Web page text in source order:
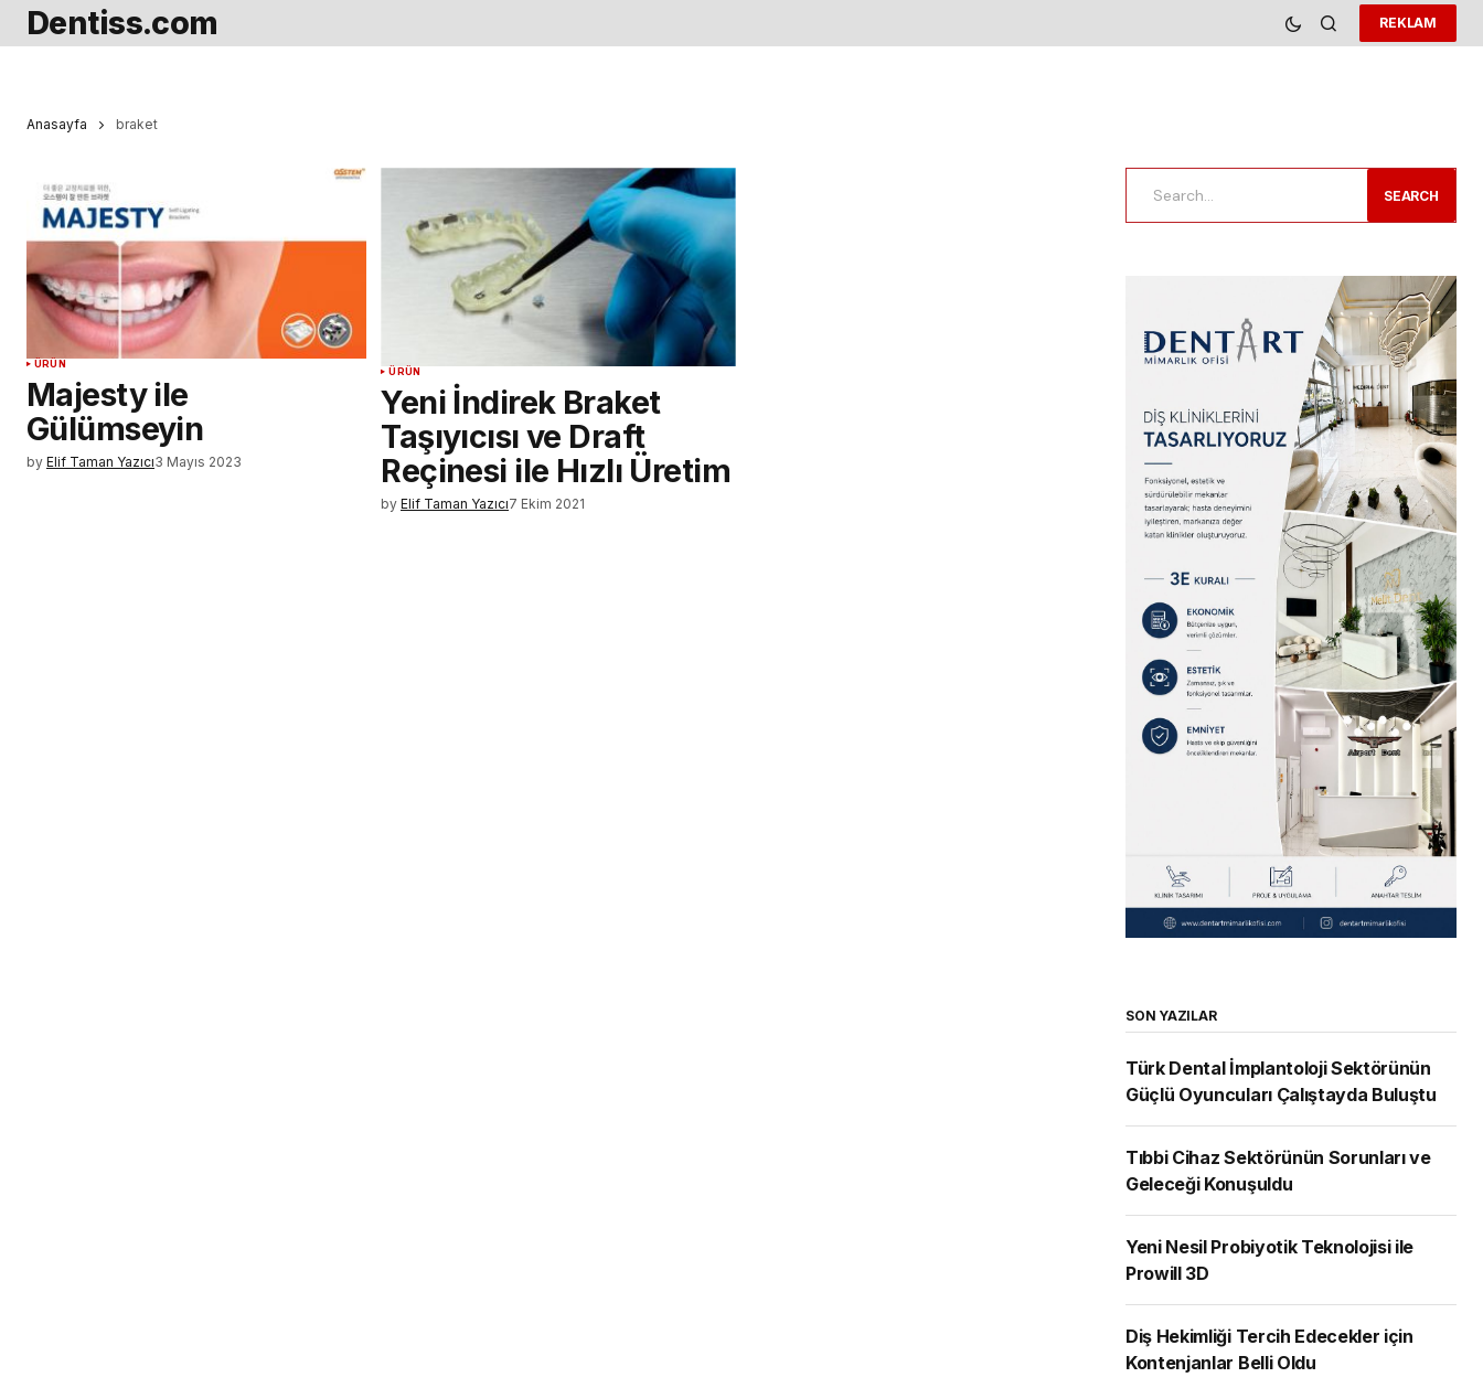
Dentiss.com REKLAM
Anasayfa braket
ÜRÜN
Majesty ile
Gülümseyin
by Elif Taman Yazıcı3 Mayıs 2023
ÜRÜN
Yeni İndirek Braket
Taşıyıcısı ve Draft
Reçinesi ile Hızlı Üretim
by Elif Taman Yazıcı7 Ekim 2021
SEARCH
SON YAZILAR
Türk Dental İmplantoloji Sektörünün
Güçlü Oyuncuları Çalıştayda Buluştu
Tıbbi Cihaz Sektörünün Sorunları ve
Geleceği Konuşuldu
Yeni Nesil Probiyotik Teknolojisi ile
Prowill 3D
Diş Hekimliği Tercih Edecekler için
Kontenjanlar Belli Oldu